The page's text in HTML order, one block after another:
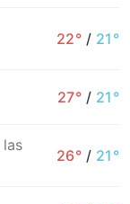
22° / 21°
27° / 21°
26° / 21°